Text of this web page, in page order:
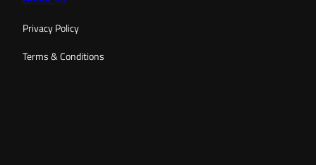
Privacy Policy
Terms & Conditions